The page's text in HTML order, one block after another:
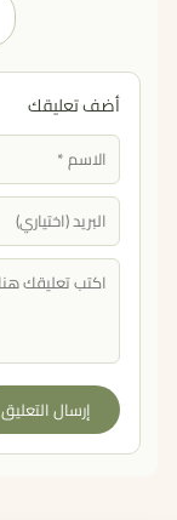
أضف تعليقك
إرسال التعليق